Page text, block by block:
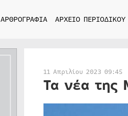
ΑΡΘΡΟΓΡΑΦΙΑ ΑΡΧΕΙΟ ΠΕΡΙΟΔΙΚΟΥ
11 Απριλίου 2023 09:45
Τα νέα της